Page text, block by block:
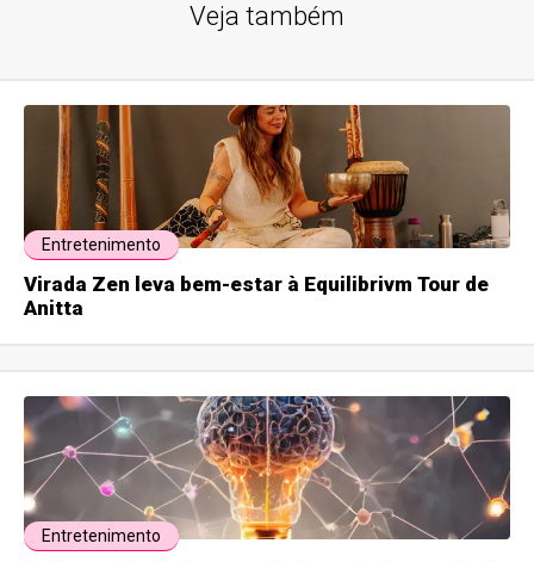
Veja também
Entretenimento
Virada Zen leva bem-estar à Equilibrivm Tour de
Anitta
Entretenimento